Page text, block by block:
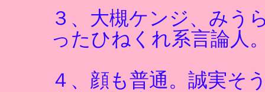
３、大槻ケンジ、みう
ったひねくれ系言論人
４、顔も普通。誠実そ